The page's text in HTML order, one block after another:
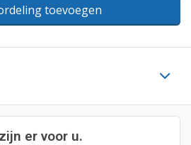
er voor u.
toevoegen